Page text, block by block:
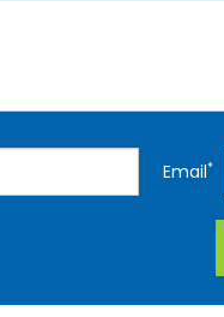
Email*